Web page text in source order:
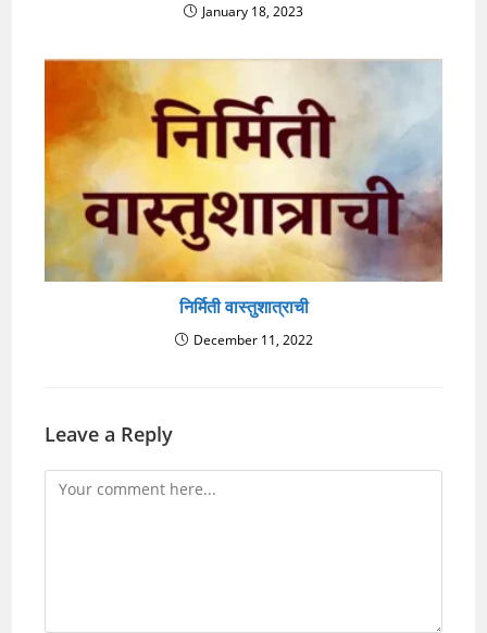
January 18, 2023
निर्मिती वास्तुशात्राची
December 11, 2022
Leave a Reply
Comment